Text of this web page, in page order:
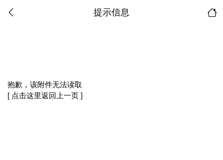
提示信息
抱歉，该附件无法读取
[ 点击这里返回上一页 ]